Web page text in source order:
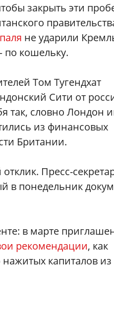
закрыть эти
не ударили
по кошельку.
Том Тугендхат
Сити от
так, словно Лондон
из финансовых
Британии.
Пресс-
в понедельник
в марте
рекомендации, как
капиталов из